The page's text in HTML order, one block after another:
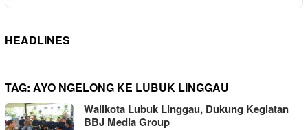
HEADLINES
TAG: AYO NGELONG KE LUBUK LINGGAU
Walikota Lubuk Linggau, Dukung Kegiatan
BBJ Media Group